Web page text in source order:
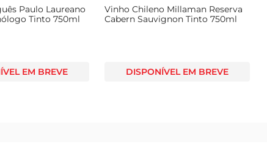
Paulo Laureano
Tinto 750ml
EM BREVE
Vinho Chileno Millaman Reserva
Cabern Sauvignon Tinto 750ml
DISPONÍVEL EM BREVE